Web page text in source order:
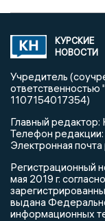
КУРСКИЕ
НОВОСТИ
Учредитель
1107154017354)
Главный редактор:
Телефон
Электронная
Регистрационный
мая 2019 г.
выдана
информационных